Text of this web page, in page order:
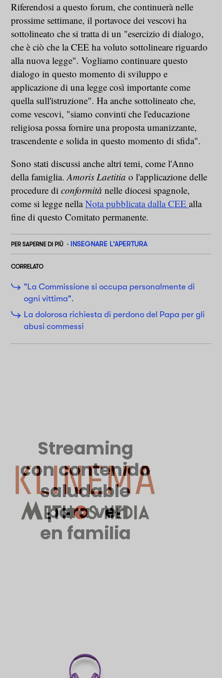
Riferendosi a questo forum, che continuerà nelle
prossime settimane, il portavoce dei vescovi ha
sottolineato che si tratta di un "esercizio di dialogo,
che è ciò che la CEE ha voluto sottolineare riguardo
alla nuova legge". Vogliamo continuare questo
dialogo in questo momento di sviluppo e
applicazione di una legge così importante come
quella sull'istruzione". Ha anche sottolineato che,
come vescovi, "siamo convinti che l'educazione
religiosa possa fornire una proposta umanizzante,
trascendente e solida in questo momento di sfida".
Sono stati discussi anche altri temi, come l'Anno
della famiglia.Amoris Laetitia o l'applicazione delle
procedure diconformità nelle diocesi spagnole,
come si legge nellaNota pubblicata dalla CEEalla
fine di questo Comitato permanente.
PER SAPERNE DI PIÙ INSEGNARE L'APERTURA
CORRELATO
"La Commissione si occupa personalmente di
ogni vittima".
La dolorosa richiesta di perdono del Papa per gli
abusi commessi